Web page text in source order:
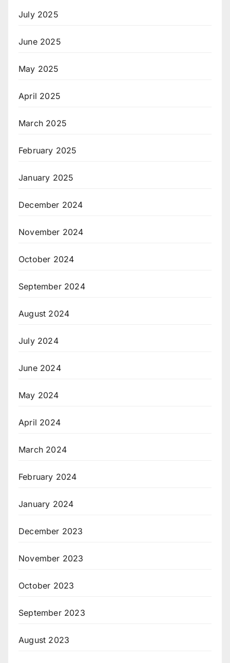
July 2025
June 2025
May 2025
April 2025
March 2025
February 2025
January 2025
December 2024
November 2024
October 2024
September 2024
August 2024
July 2024
June 2024
May 2024
April 2024
March 2024
February 2024
January 2024
December 2023
November 2023
October 2023
September 2023
August 2023